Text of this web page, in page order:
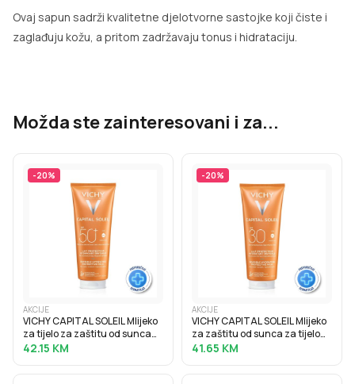
Ovaj sapun sadrži kvalitetne djelotvorne sastojke koji čiste i
zaglađuju kožu, a pritom zadržavaju tonus i hidrataciju.
Možda ste zainteresovani i za...
-20%
AKCIJE
VICHY CAPITAL SOLEIL Mlijeko
za tijelo za zaštitu od sunca
SPF50+, obiteljsko pakiranje,
42.15 KM
-20%
AKCIJE
VICHY CAPITAL SOLEIL Mlijeko
za zaštitu od sunca za tijelo
SPF30, obiteljsko pakiranje,
41.65 KM